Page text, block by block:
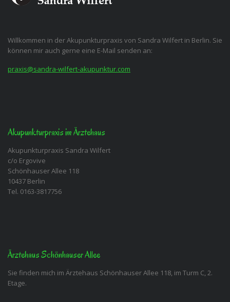
Willkommen in der Akupunkturpraxis von Sandra Wilfert in Berlin. Sie
können mir auch gerne eine E-Mail senden an:
praxis@sandra-wilfert-akupunktur.com
Akupunkturpraxis im Ärztehaus
Akupunkturpraxis Sandra Wilfert
c/o Ergovive
Schönhauser Allee 118
10437 Berlin
Tel. 0163-3817756
Ärztehaus Schönhauser Allee
Sie finden mich im Ärztehaus Schönhauser Allee 118, im Turm C, 2.
Etage.